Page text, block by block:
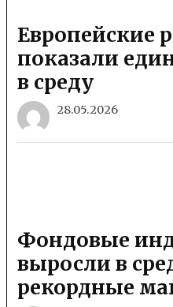
Европейские
показали
в среду
28.05.2026
Фондовые
выросли в
рекордные